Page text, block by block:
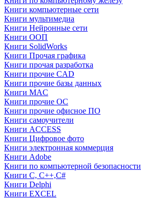
Книги компьютерные сети
Книги мультимедиа
Книги Нейронные сети
Книги ООП
Книги SolidWorks
Книги Прочая графика
Книги прочая разработка
Книги прочие CAD
Книги прочие базы данных
Книги MAC
Книги прочие ОС
Книги прочие офисное ПО
Книги самоучители
Книги ACCESS
Книги Цифровое фото
Книги электронная коммерция
Книги Adobe
Книги по компьютерной безопасности
Книги C, C++,С#
Книги Delphi
Книги EXCEL